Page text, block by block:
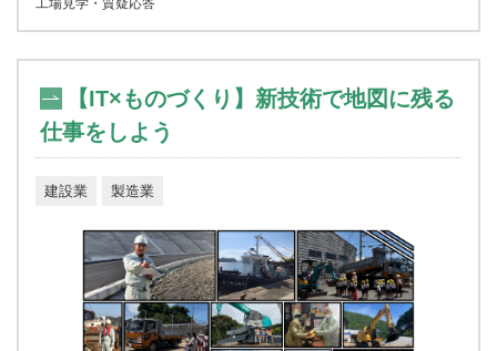
【IT×ものづくり】新技術で地図に残る
仕事をしよう
建設業 製造業